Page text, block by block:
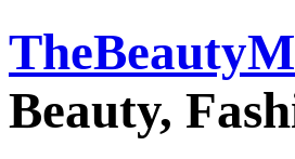
Beauty,